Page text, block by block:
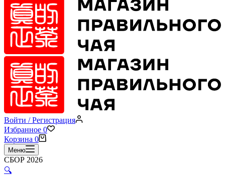
Войти / Регистрация
Избранное 0
Корзина 0
Меню
СБОР 2026
🔍